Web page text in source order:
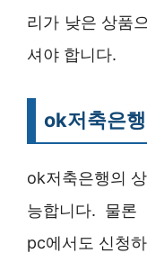
리가 낮은 상품
셔야 합니다.
ok저축은
ok저축은행의
능합니다. 물론
pc에서도 신청